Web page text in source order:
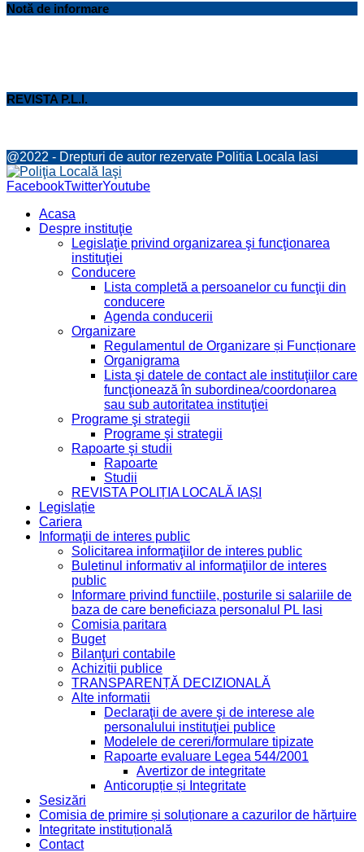
Notă de informare
REVISTA P.L.I.
@2022 - Drepturi de autor rezervate Politia Locala Iasi
FacebookTwitterYoutube
Acasa
Despre instituţie
Legislaţie privind organizarea şi funcţionarea
instituţiei
Conducere
Lista completă a persoanelor cu funcţii din
conducere
Agenda conducerii
Organizare
Regulamentul de Organizare și Funcționare
Organigrama
Lista şi datele de contact ale instituţiilor care
funcţionează în subordinea/coordonarea
sau sub autoritatea instituţiei
Programe şi strategii
Programe şi strategii
Rapoarte şi studii
Rapoarte
Studii
REVISTA POLIȚIA LOCALĂ IAȘI
Legislație
Cariera
Informaţii de interes public
Solicitarea informaţiilor de interes public
Buletinul informativ al informaţiilor de interes
public
Informare privind functiile, posturile si salariile de
baza de care beneficiaza personalul PL Iasi
Comisia paritara
Buget
Bilanţuri contabile
Achiziții publice
TRANSPARENȚĂ DECIZIONALĂ
Alte informatii
Declaraţii de avere şi de interese ale
personalului instituţiei publice
Modelele de cereri/formulare tipizate
Rapoarte evaluare Legea 544/2001
Avertizor de integritate
Anticorupție și Integritate
Sesizări
Comisia de primire și soluționare a cazurilor de hărțuire
Integritate instituțională
Contact